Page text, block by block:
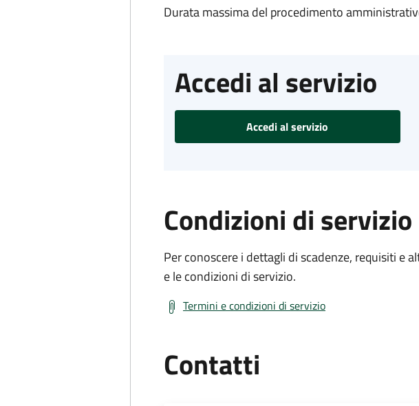
Durata massima del procedimento
Accedi al servizio
Accedi al servizio
Condizioni di servizio
Per conoscere i dettagli di scadenze, requisiti e
e le condizioni di servizio.
Termini e condizioni di servizio
Contatti